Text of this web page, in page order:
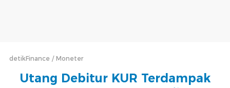
detikFinance Moneter
Utang Debitur KUR Terdampak